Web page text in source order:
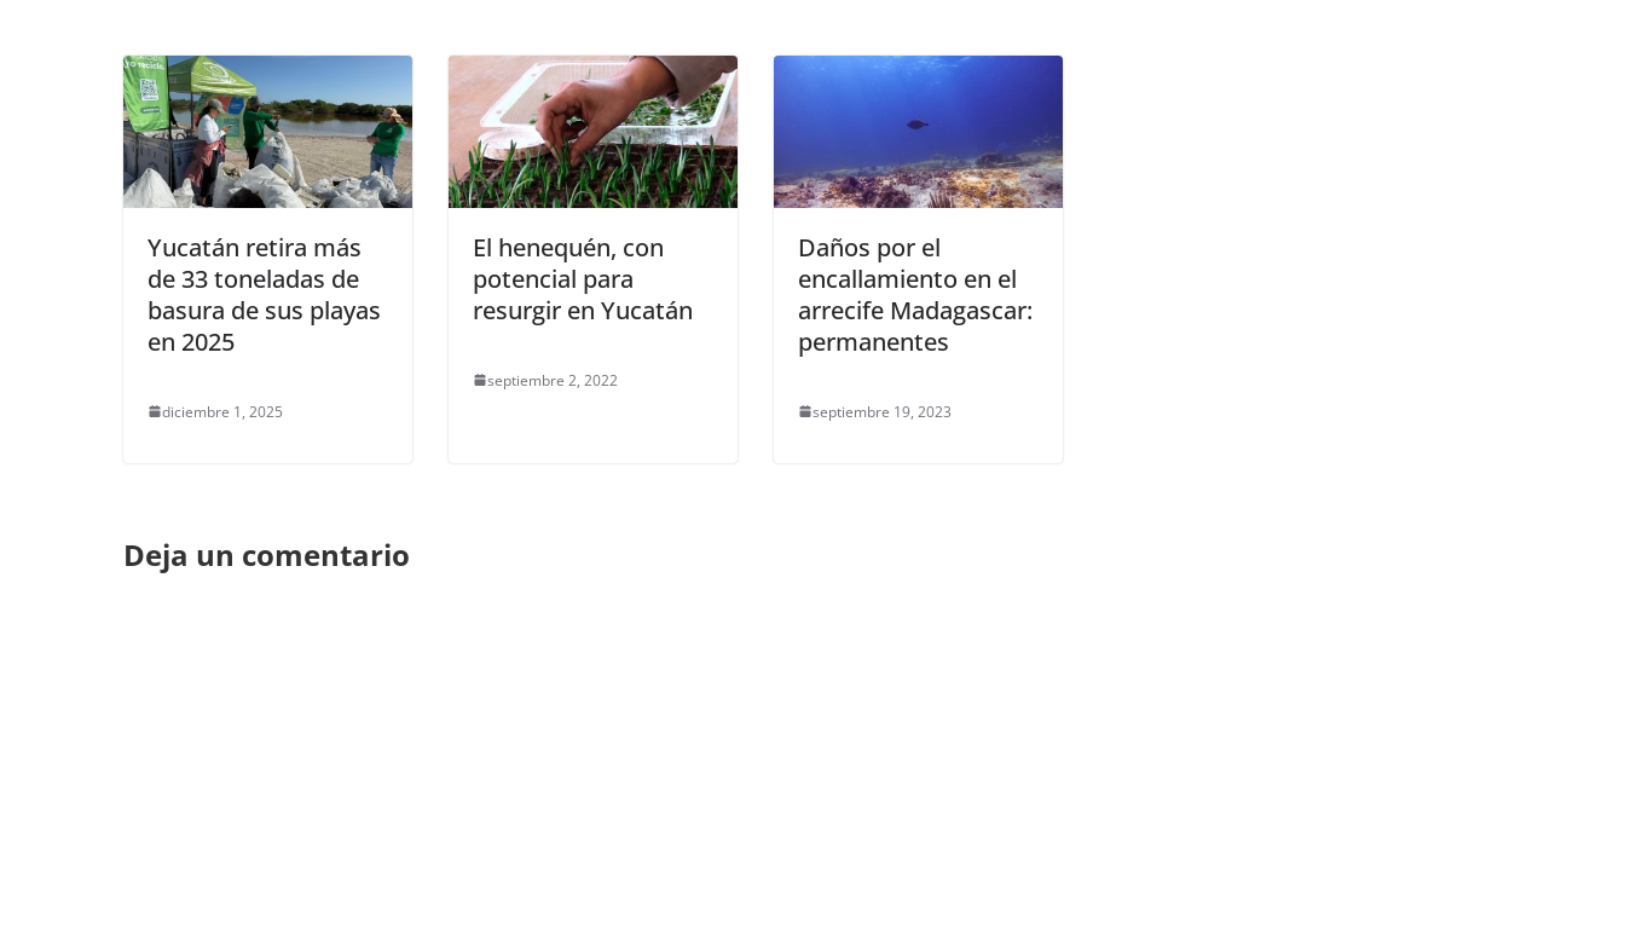
Yucatán retira más
de 33 toneladas de
basura de sus playas
en 2025
diciembre 1, 2025
El henequén, con
potencial para
resurgir en Yucatán
septiembre 2, 2022
Daños por el
encallamiento en el
arrecife Madagascar:
permanentes
septiembre 19, 2023
Deja un comentario